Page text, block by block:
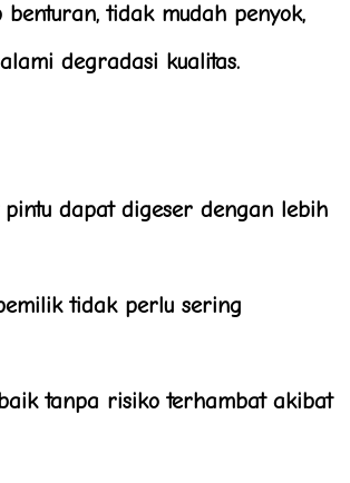
tidak mudah penyok,
degradasi kualitas.
dapat digeser dengan lebih
tidak perlu sering
tanpa risiko terhambat akibat